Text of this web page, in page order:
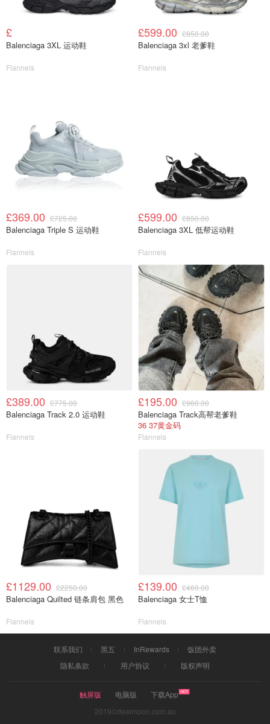
£
Balenciaga 3XL 运动鞋
Flannels
£599.00 £850.00
Balenciaga 3xl 老爹鞋
Flannels
£369.00 £725.00
Balenciaga Triple S 运动鞋
Flannels
£599.00 £850.00
Balenciaga 3XL 低帮运动鞋
Flannels
£389.00 £775.00
Balenciaga Track 2.0 运动鞋
Flannels
£195.00 £960.00
Balenciaga Track高帮老爹鞋
36 37黄金码
Flannels
£1129.00 £2250.00
Balenciaga Quilted 链条肩包 黑色
Flannels
£139.00 £460.00
Balenciaga 女士T恤
Flannels
联系我们 黑五 InRewards
饭团外卖
隐私条款
用户协议 版权声明
触屏版 电脑版
下载App
2019©dealmoon.com.au